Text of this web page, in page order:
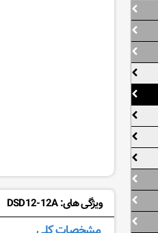
ویژگی های: DSD12-12A